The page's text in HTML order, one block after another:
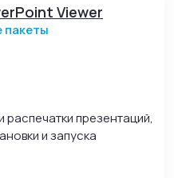
Viewer
презентаций,
и запуска